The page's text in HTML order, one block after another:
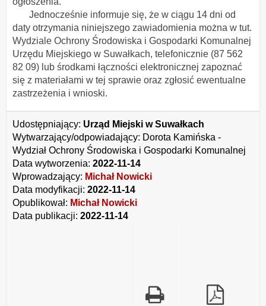
Jednocześnie informuje się, że w ciągu 14 dni od
daty otrzymania niniejszego zawiadomienia można w tut.
Wydziale Ochrony Środowiska i Gospodarki Komunalnej
Urzędu Miejskiego w Suwałkach, telefonicznie (87 562
82 09) lub środkami łączności elektronicznej zapoznać
się z materiałami w tej sprawie oraz zgłosić ewentualne
zastrzeżenia i wnioski.
Udostępniający: Urząd Miejski w Suwałkach
Wytwarzający/odpowiadający: Dorota Kamińska -
Wydział Ochrony Środowiska i Gospodarki Komunalnej
Data wytworzenia: 2022-11-14
Wprowadzający: Michał Nowicki
Data modyfikacji: 2022-11-14
Opublikował: Michał Nowicki
Data publikacji: 2022-11-14